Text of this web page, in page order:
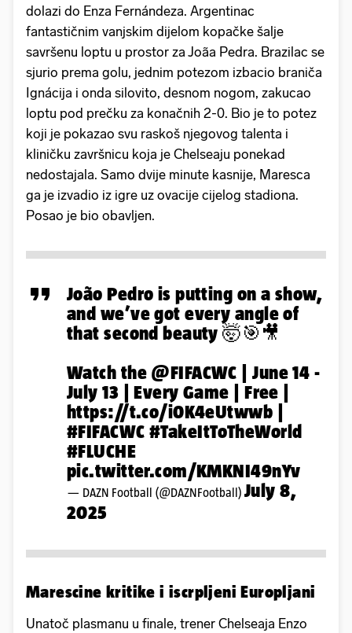
dolazi do Enza Fernándeza. Argentinac
fantastičnim vanjskim dijelom kopačke šalje
savršenu loptu u prostor za Joãa Pedra. Brazilac se
sjurio prema golu, jednim potezom izbacio braniča
Ignácija i onda silovito, desnom nogom, zakucao
loptu pod prečku za konačnih 2-0. Bio je to potez
koji je pokazao svu raskoš njegovog talenta i
kliničku završnicu koja je Chelseaju ponekad
nedostajala. Samo dvije minute kasnije, Maresca
ga je izvadio iz igre uz ovacije cijelog stadiona.
Posao je bio obavljen.
João Pedro is putting on a show,
and we’ve got every angle of
that second beauty 🤯🎯🎥
Watch the @FIFACWC | June 14 -
July 13 | Every Game | Free |
https://t.co/i0K4eUtwwb
#FIFACWC #TakeItToTheWorld
#FLUCHE
pic.twitter.com/KMKNI49nYv
— DAZN Football (@DAZNFootball) July 8,
2025
Marescine kritike i iscrpljeni Europljani
Unatoč plasmanu u finale, trener Chelseaja Enzo